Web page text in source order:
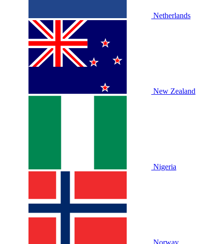
Netherlands
New Zealand
Nigeria
Norway